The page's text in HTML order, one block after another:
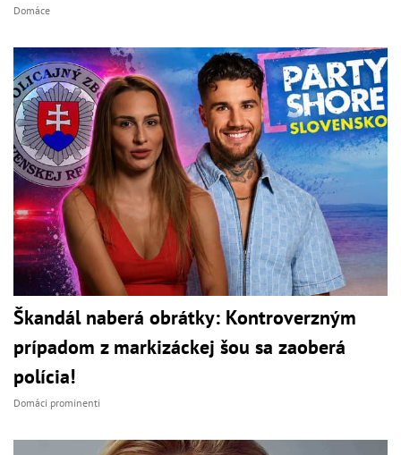
Domáce
Škandál naberá obrátky: Kontroverzným
prípadom z markizáckej šou sa zaoberá
polícia!
Domáci prominenti